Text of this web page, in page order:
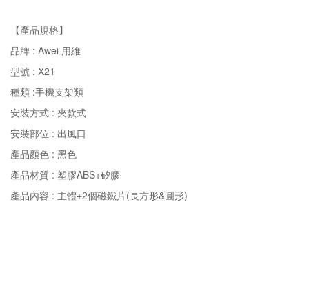
【產品規格】
品牌 : Awei 用維
型號 : X21
種類 :手機支架類
安裝方式 : 夾款式
安裝部位 : 出風口
產品顏色 : 黑色
產品材質 : 塑膠ABS+矽膠
產品內容 : 主體+2個磁鐵片(長方形&圓形)